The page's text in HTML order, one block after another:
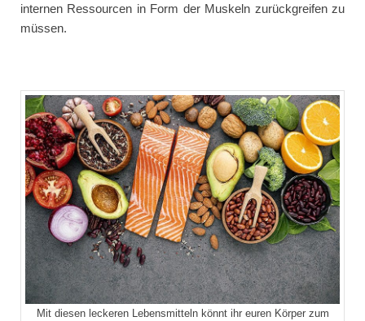
internen Ressourcen in Form der Muskeln zurückgreifen zu
müssen.
Mit diesen leckeren Lebensmitteln könnt ihr euren Körper zum